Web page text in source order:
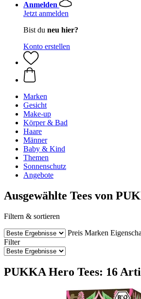
Anmelden
Jetzt anmelden
Bist du neu hier?
Konto erstellen
Marken
Gesicht
Make-up
Körper & Bad
Haare
Männer
Baby & Kind
Themen
Sonnenschutz
Angebote
Ausgewählte Tees von
Filtern & sortieren
Preis Marken
Filter
PUKKA Hero Tees: 16